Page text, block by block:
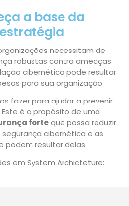
a base da
necessitam de
robustas contra ameaças
cibernética pode resultar
para sua organização.
fazer para ajudar a prevenir
é o propósito de uma
forteque possa reduzir
cibernética e as
podem resultar delas.
em System Archicteture: